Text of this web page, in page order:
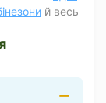
й весь